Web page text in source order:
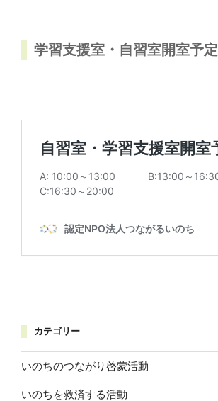
学習支援室・自習室開室予定
カテゴリー
いのちのつながり啓蒙活動
いのちを救済する活動